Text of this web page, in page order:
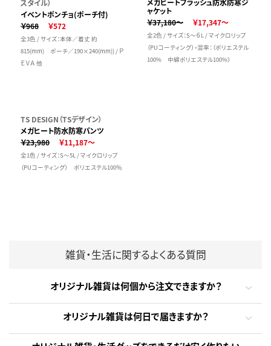
スタイル）
イベントポンチョ(ポーチ付)
￥968
￥572
全3色 / サイズ：本体／着丈 約
815(mm) ポーチ／190×240(mm)) / Ｐ
ＥＶＡ 他
メガヒートフラッシュ防水防寒ジ
ャケット
￥37,180～
￥17,347～
全2色 / サイズ：S～６L / マイクロリップ
（PUコーティング）・混率：（ポリエステル
100% 中綿ポリエステル100%）
TS DESIGN（TSデザイン）
メガヒート防水防寒パンツ
￥23,980
￥11,187～
全1色 / サイズ：S～5L / マイクロリップ
（PUコーティング） ポリエステル100％
雑貨・生活に関するよくある質問
オリジナル雑貨は何個から注文できますか？
オリジナル雑貨は何日で届きますか？